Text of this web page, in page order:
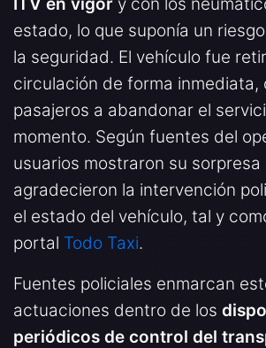
estado, lo que suponía un
la seguridad. El vehículo fue
circulación de forma inmediata,
pasajeros a abandonar el
momento. Según fuentes del
usuarios mostraron su
agradecieron la intervención
el estado del vehículo, tal y
portal Todo Taxi.
Fuentes policiales enmarcan
actuaciones dentro de los
periódicos de control del